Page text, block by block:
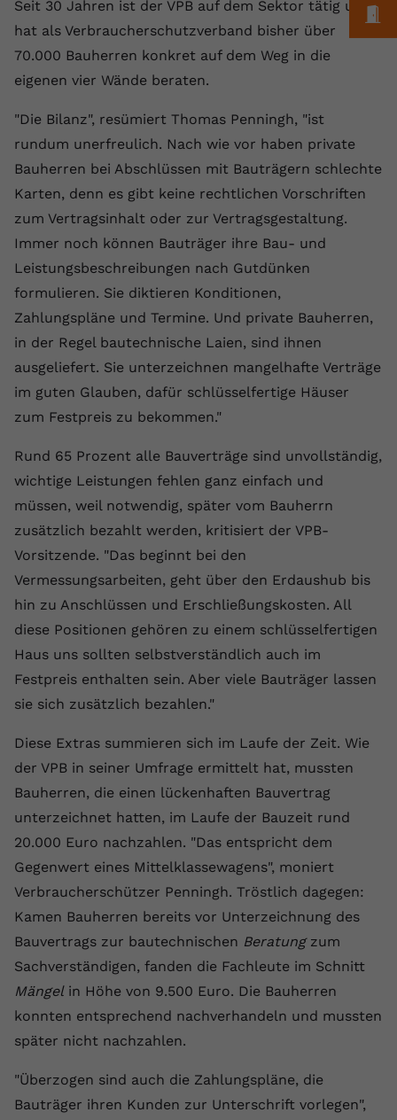
Seit 30 Jahren ist der VPB auf dem Sektor tätig und
hat als Verbraucherschutzverband bisher über
70.000 Bauherren konkret auf dem Weg in die
eigenen vier Wände beraten.
"Die Bilanz", resümiert Thomas Penningh, "ist
rundum unerfreulich. Nach wie vor haben private
Bauherren bei Abschlüssen mit Bauträgern schlechte
Karten, denn es gibt keine rechtlichen Vorschriften
zum Vertragsinhalt oder zur Vertragsgestaltung.
Immer noch können Bauträger ihre Bau- und
Leistungsbeschreibungen nach Gutdünken
formulieren. Sie diktieren Konditionen,
Zahlungspläne und Termine. Und private Bauherren,
in der Regel bautechnische Laien, sind ihnen
ausgeliefert. Sie unterzeichnen mangelhafte Verträge
im guten Glauben, dafür schlüsselfertige Häuser
zum Festpreis zu bekommen."
Rund 65 Prozent alle Bauverträge sind unvollständig,
wichtige Leistungen fehlen ganz einfach und
müssen, weil notwendig, später vom Bauherrn
zusätzlich bezahlt werden, kritisiert der VPB-
Vorsitzende. "Das beginnt bei den
Vermessungsarbeiten, geht über den Erdaushub bis
hin zu Anschlüssen und Erschließungskosten. All
diese Positionen gehören zu einem schlüsselfertigen
Haus uns sollten selbstverständlich auch im
Festpreis enthalten sein. Aber viele Bauträger lassen
sie sich zusätzlich bezahlen."
Diese Extras summieren sich im Laufe der Zeit. Wie
der VPB in seiner Umfrage ermittelt hat, mussten
Bauherren, die einen lückenhaften Bauvertrag
unterzeichnet hatten, im Laufe der Bauzeit rund
20.000 Euro nachzahlen. "Das entspricht dem
Gegenwert eines Mittelklassewagens", moniert
Verbraucherschützer Penningh. Tröstlich dagegen:
Kamen Bauherren bereits vor Unterzeichnung des
Bauvertrags zur bautechnischen Beratungzum
Sachverständigen, fanden die Fachleute im Schnitt
Mängelin Höhe von 9.500 Euro. Die Bauherren
konnten entsprechend nachverhandeln und mussten
später nicht nachzahlen.
"Überzogen sind auch die Zahlungspläne, die
Bauträger ihren Kunden zur Unterschrift vorlegen",
Laufzeit 1 Jahr
Einstellungen. Unter anderem eine
zufällig generierte ID, für die
vorgenommen Einstellungen, falls der
Webseiten-Betreiber dies eingestellt
Name fe_typo_user
Laufzeit Session
Zweck
Dieses Cookie wird verwendet, um die
Speicherung von
Benutzereinstellungen zu ermöglichen.
Zweck
wiederzuerkennen und statistische
Informationen zur Nutzung der
Website zu erfassen.
Name _gcl au
Laufzeit 90 Tage
Zweck
Wird von Google Ads für das
Conversion-Tracking verwendet, um
Cookie-Informationen anzeigen
Externe Inhalte
Wir verwenden auf unserer Website externe Inhalte,
Anbieter vimeo.com
Zweck
Vimeo installiert dieses Cookie, um
Tracking-Informationen zu sammeln,
indem es eine eindeutige ID zum
setzt.
Anbieter youtube.com
Laufzeit 2 Jahre
Zweck
eingebettete YouTube-Videos und
registriert anonyme statistische Daten.
yt-remote-device-id
Anbieter Youtube.com
YouTube setzt diesen Cookie, um die
speichern, der eingebettete YouTube-
Videos verwendet.
Name yt.innertube::requests
youtube.com
Laufzeit Session
Zweck
Dieser von YouTube gesetzte Cookie
registriert eine eindeutige ID, um
Daten darüber zu speichern, welche
Videos von YouTube der Nutzer
gesehen hat.
Anbieter Youtube.com
Cookie-Informationen anzeigen